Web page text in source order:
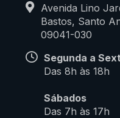
Avenida Lino
Bastos, Santo
09041-030
Segunda a
Das 8h às 18h
Sábados
Das 7h às 17h